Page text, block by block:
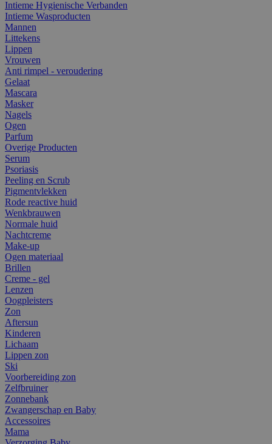
Intieme Hygienische Verbanden
Intieme Wasproducten
Mannen
Littekens
Lippen
Vrouwen
Anti rimpel - veroudering
Gelaat
Mascara
Masker
Nagels
Ogen
Parfum
Overige Producten
Serum
Psoriasis
Peeling en Scrub
Pigmentvlekken
Rode reactive huid
Wenkbrauwen
Normale huid
Nachtcreme
Make-up
Ogen materiaal
Brillen
Creme - gel
Lenzen
Oogpleisters
Zon
Aftersun
Kinderen
Lichaam
Lippen zon
Ski
Voorbereiding zon
Zelfbruiner
Zonnebank
Zwangerschap en Baby
Accessoires
Mama